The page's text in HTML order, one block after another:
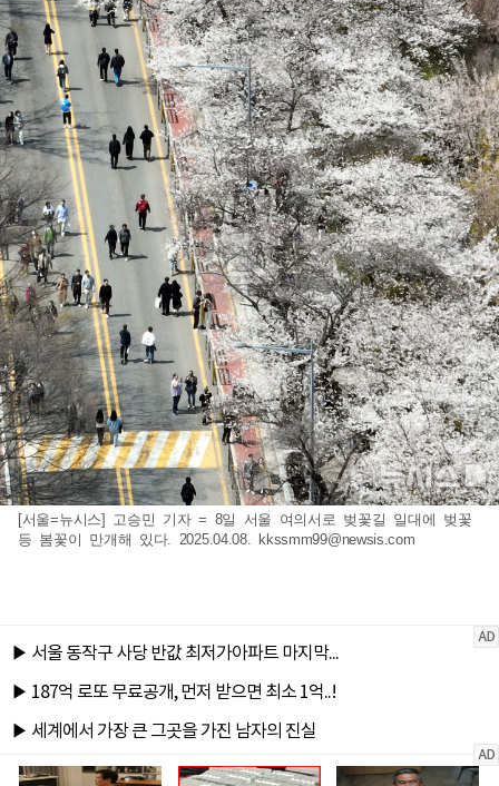
[서울=뉴시스] 고승민 기자 = 8일 서울 여의서로 벚꽃길 일대에 벚꽃
등 봄꽃이 만개해 있다. 2025.04.08. kkssmm99@newsis.com